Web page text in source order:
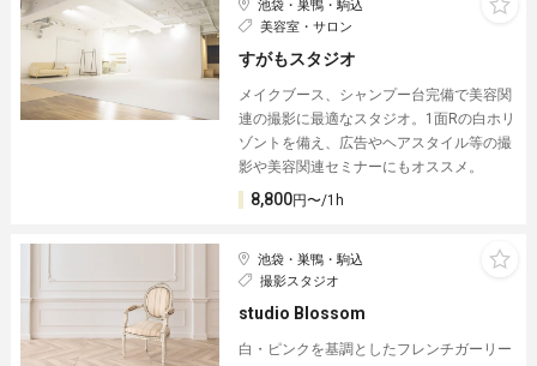
池袋・巣鴨・駒込
美容室・サロン
すがもスタジオ
メイクブース、シャンプー台完備で美容関
連の撮影に最適なスタジオ。1面Rの白ホリ
ゾントを備え、広告やヘアスタイル等の撮
影や美容関連セミナーにもオススメ。
8,800円〜/1h
池袋・巣鴨・駒込
撮影スタジオ
studio Blossom
白・ピンクを基調としたフレンチガーリー